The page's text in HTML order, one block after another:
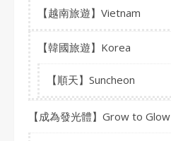
【越南旅遊】Vietnam
【韓國旅遊】Korea
【順天】Suncheon
【成為發光體】Grow to Glow